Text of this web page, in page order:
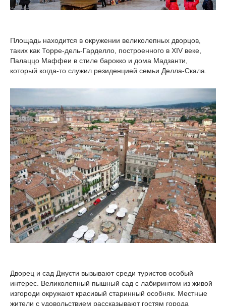
Площадь находится в окружении великолепных дворцов,
таких как Торре-дель-Гарделло, построенного в XIV веке,
Палаццо Маффеи в стиле барокко и дома Мадзанти,
который когда-то служил резиденцией семьи Делла-Скала.
Дворец и сад Джусти вызывают среди туристов особый
интерес. Великолепный пышный сад с лабиринтом из живой
изгороди окружают красивый старинный особняк. Местные
жители с удовольствием рассказывают гостям города